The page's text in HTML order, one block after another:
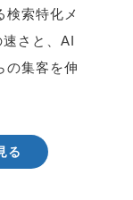
検索特化メ
速さと、AI
の集客を伸
る